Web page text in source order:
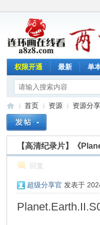
权限开通 最新 单
首页
›
资源
›
资源分享
【高清纪录片】《
回复
超级分享官 发表于